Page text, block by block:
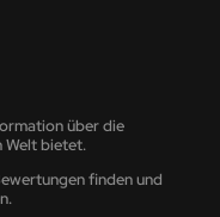
über die
Welt bietet.
finden und